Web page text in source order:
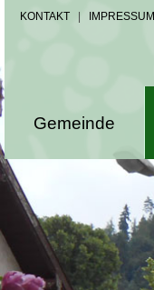
KONTAKT IMPRESSUM
Gemeinde